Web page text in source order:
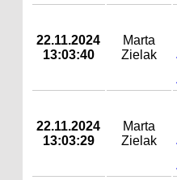
22.11.2024
13:03:40
Marta
Zielak
22.11.2024
13:03:29
Marta
Zielak